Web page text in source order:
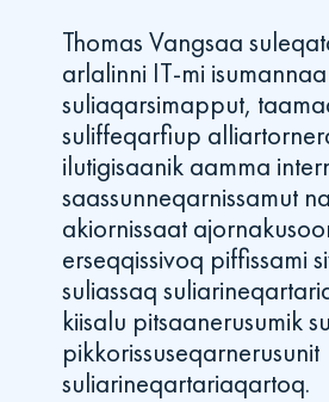
Thomas Vangsaa
arlalinni IT-mi
suliaqarsimapput,
suliffeqarfiup
ilutigisaanik aamma
saassunneqarnissamut
akiornissaat
erseqqissivoq piffissami
suliassaq
kiisalu pitsaanerusumik
pikkorissuseqarnerusunit
suliarineqartariaqartoq.